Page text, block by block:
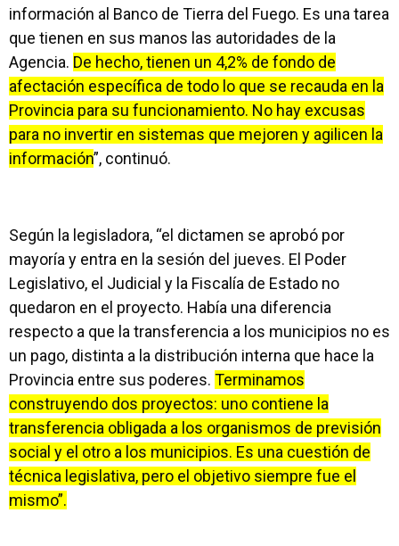
información al Banco de Tierra del Fuego. Es una tarea
que tienen en sus manos las autoridades de la
Agencia. De hecho, tienen un 4,2% de fondo de
afectación específica de todo lo que se recauda en la
Provincia para su funcionamiento. No hay excusas
para no invertir en sistemas que mejoren y agilicen la
información”, continuó.
Según la legisladora, “el dictamen se aprobó por
mayoría y entra en la sesión del jueves. El Poder
Legislativo, el Judicial y la Fiscalía de Estado no
quedaron en el proyecto. Había una diferencia
respecto a que la transferencia a los municipios no es
un pago, distinta a la distribución interna que hace la
Provincia entre sus poderes. Terminamos
construyendo dos proyectos: uno contiene la
transferencia obligada a los organismos de previsión
social y el otro a los municipios. Es una cuestión de
técnica legislativa, pero el objetivo siempre fue el
mismo”.